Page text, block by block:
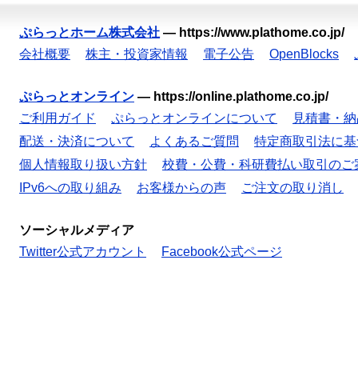
ぷらっとホーム株式会社 — https://www.plathome.co.jp/
会社概要
株主・投資家情報 電子公告 OpenBlocks
ぷらっとオンライン — https://online.plathome.co.jp/
ご利用ガイド
ぷらっとオンラインについて
見積書・
配送・決済について
よくあるご質問
特定商取引法に
個人情報取り扱い方針
校費・公費・科研費払い取引のご
IPv6への取り組み
お客様からの声 ご注文の取り消し
ソーシャルメディア
Twitter公式アカウント
Facebook公式ページ